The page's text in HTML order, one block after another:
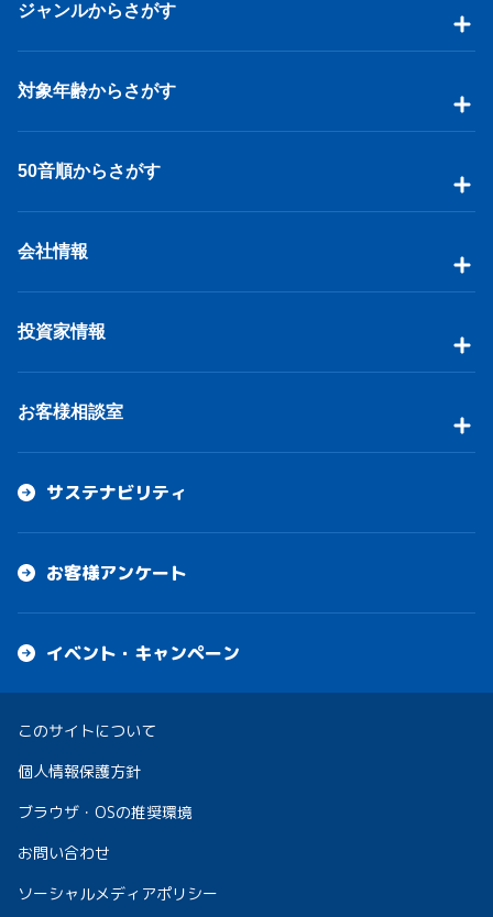
ジャンルからさがす
対象年齢からさがす
50音順からさがす
会社情報
投資家情報
お客様相談室
サステナビリティ
お客様アンケート
イベント・キャンペーン
このサイトについて
個人情報保護方針
ブラウザ・OSの推奨環境
お問い合わせ
ソーシャルメディアポリシー